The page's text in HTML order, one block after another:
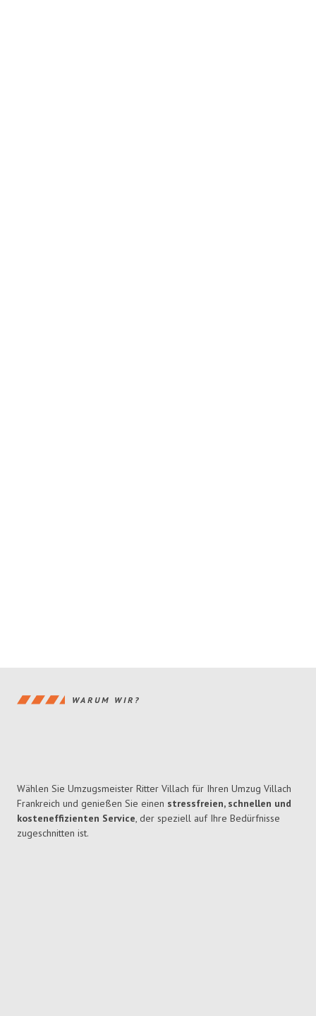
WARUM WIR?
Wählen Sie Umzugsmeister Ritter Villach für Ihren Umzug Villach
Frankreich und genießen Sie einen stressfreien, schnellen und
kosteneffizienten Service, der speziell auf Ihre Bedürfnisse
zugeschnitten ist.